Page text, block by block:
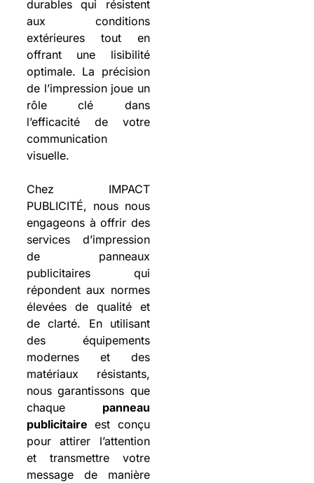
durables qui résistent
aux conditions
extérieures tout en
offrant une lisibilité
optimale. La précision
de l’impression joue un
rôle clé dans
l’efficacité de votre
communication
visuelle.
Chez IMPACT
PUBLICITÉ, nous nous
engageons à offrir des
services d’impression
de panneaux
publicitaires qui
répondent aux normes
élevées de qualité et
de clarté. En utilisant
des équipements
modernes et des
matériaux résistants,
nous garantissons que
chaque panneau
publicitaire est conçu
pour attirer l’attention
et transmettre votre
message de manière